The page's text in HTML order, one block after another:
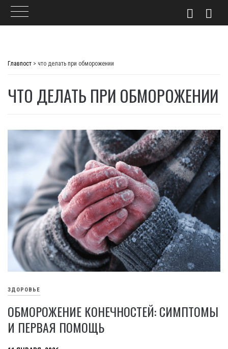
Главпост > что делать при обморожении
ЧТО ДЕЛАТЬ ПРИ ОБМОРОЖЕНИИ
ЗДОРОВЬЕ
ОБМОРОЖЕНИЕ КОНЕЧНОСТЕЙ: СИМПТОМЫ
И ПЕРВАЯ ПОМОЩЬ